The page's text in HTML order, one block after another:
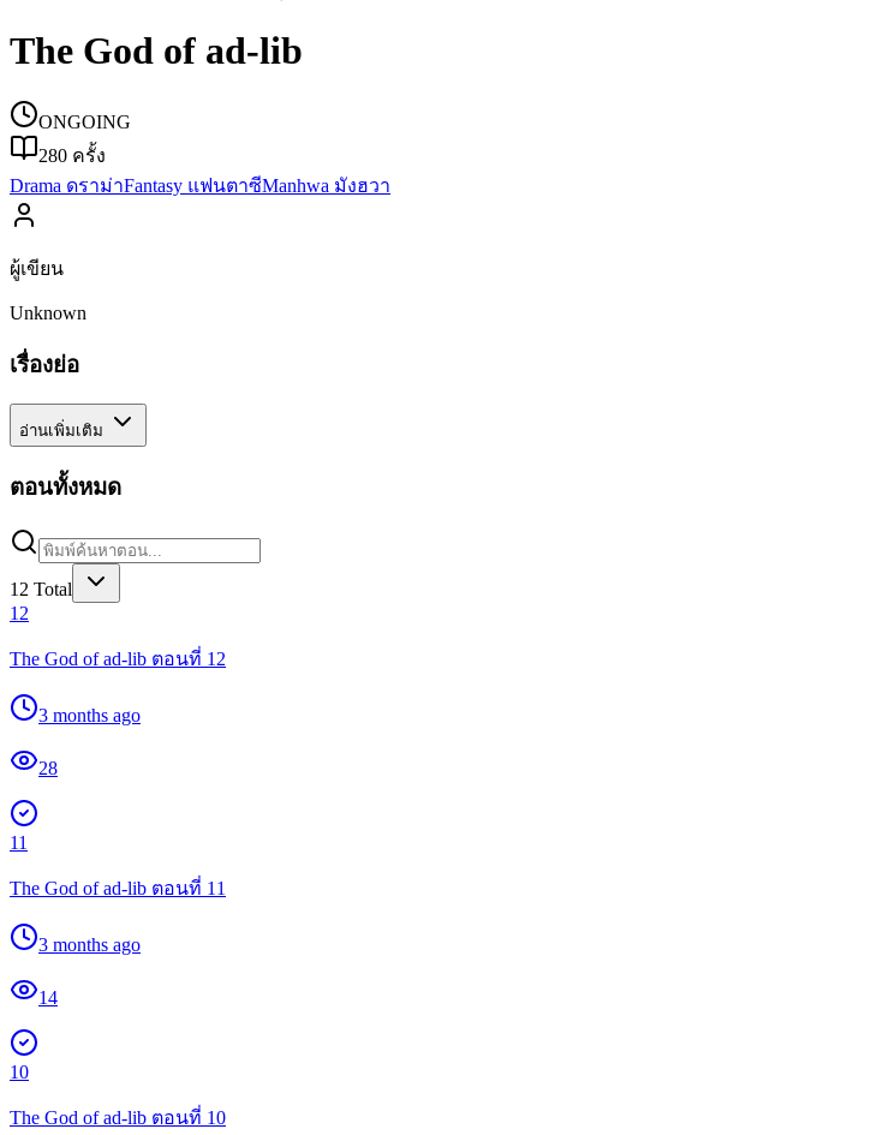
The God of ad-lib
ONGOING
280 ครั้ง
Drama ดราม่าFantasy แฟนตาซีManhwa มังฮวา
ผู้เขียน
Unknown
เรื่องย่อ
อ่านเพิ่มเติม
ตอนทั้งหมด
12 Total
12
The God of ad-lib ตอนที่ 12
3 months ago
28
11
The God of ad-lib ตอนที่ 11
3 months ago
14
10
The God of ad-lib ตอนที่ 10